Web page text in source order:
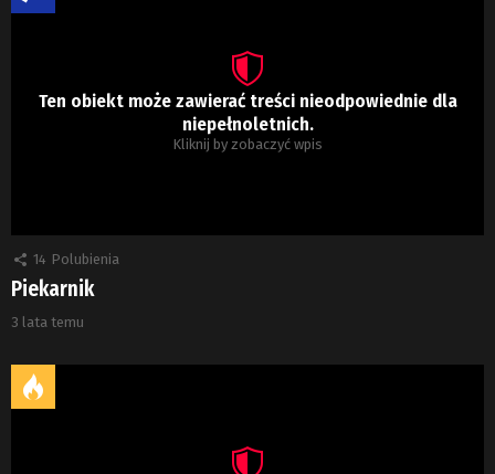
Ten obiekt może zawierać treści nieodpowiednie dla
niepełnoletnich.
Kliknij by zobaczyć wpis
14 Polubienia
Piekarnik
3 lata temu